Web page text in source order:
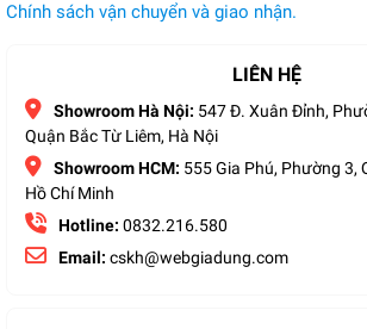
Chính sách vận chuyển và giao nhận.
LIÊN HỆ
Showroom Hà Nội: 547 Đ. Xuân Đỉnh,
Quận Bắc Từ Liêm, Hà Nội
Showroom HCM: 555 Gia Phú, Phường 3,
Hồ Chí Minh
Hotline: 0832.216.580
Email: cskh@webgiadung.com